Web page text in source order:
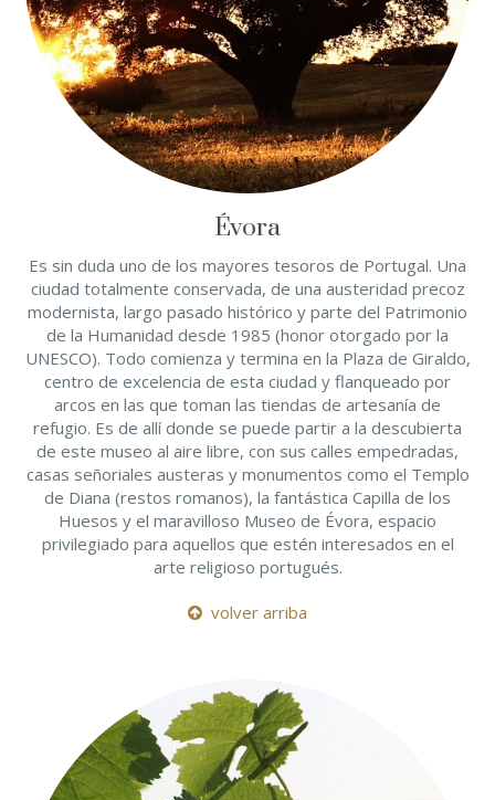
Évora
Es sin duda uno de los mayores tesoros de Portugal. Una
ciudad totalmente conservada, de una austeridad precoz
modernista, largo pasado histórico y parte del Patrimonio
de la Humanidad desde 1985 (honor otorgado por la
UNESCO). Todo comienza y termina en la Plaza de Giraldo,
centro de excelencia de esta ciudad y flanqueado por
arcos en las que toman las tiendas de artesanía de
refugio. Es de allí donde se puede partir a la descubierta
de este museo al aire libre, con sus calles empedradas,
casas señoriales austeras y monumentos como el Templo
de Diana (restos romanos), la fantástica Capilla de los
Huesos y el maravilloso Museo de Évora, espacio
privilegiado para aquellos que estén interesados en el
arte religioso portugués.
volver arriba